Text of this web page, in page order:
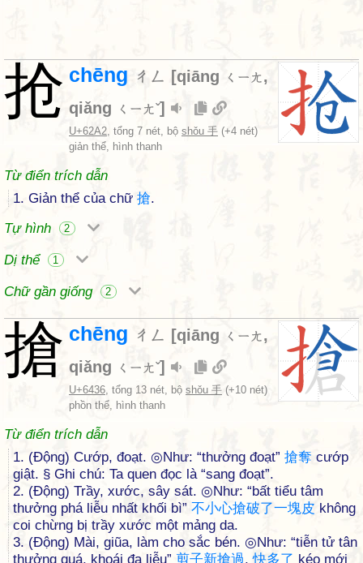
抢 chēng ㄔㄥ [qiāng ㄑㄧㄤ ,
qiǎng
ㄑㄧㄤˇ]
U+62A2, tổng 7 nét, bộ shǒu 手 (+4 nét)
giản thể, hình thanh
Từ điển trích dẫn
1. Giản thể của chữ 搶.
Tự hình
2
Dị thể 1
Chữ gần giống 2
搶 chēng ㄔㄥ [qiāng ㄑㄧㄤ ,
qiǎng
ㄑㄧㄤˇ]
U+6436, tổng 13 nét, bộ shǒu 手 (+10 nét)
phồn thể, hình thanh
Từ điển trích dẫn
1. (Động) Cướp, đoạt. ◎Như: “thưởng đoạt” 搶奪 cướp
giật. § Ghi chú: Ta quen đọc là “sang đoạt”.
2. (Động) Trầy, xước, sây sát. ◎Như: “bất tiểu tâm
thưởng phá liễu nhất khối bì” 不小心搶破了一塊皮 không
coi chừng bị trầy xước một mảng da.
3. (Động) Mài, giũa, làm cho sắc bén. ◎Như: “tiễn tử tân
thưởng quá, khoái đa liễu” 剪子新搶過,快多了 kéo mới